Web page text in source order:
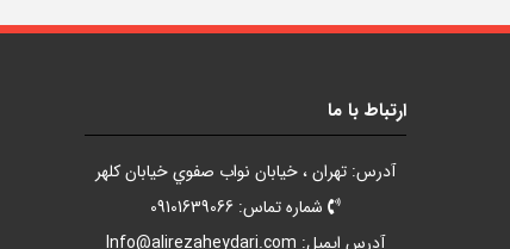
تماس با ما
ارتباط با ما
آدرس: تهران ، خيابان نواب صفوي خيابان کلهر
شماره تماس: 09101639066
آدرس ايميل: Info@alirezaheydari.com